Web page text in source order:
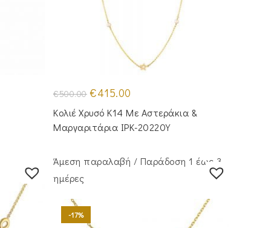
€500.00 Original
price
was:
€500.00.
€415.00
τιμή
είναι:
€415.00.
Κολιέ Χρυσό Κ14 Με Αστεράκια &
Μαργαριτάρια IPK-20220Y
Άμεση παραλαβή / Παράδoση 1 έως 3
ημέρες
-17%